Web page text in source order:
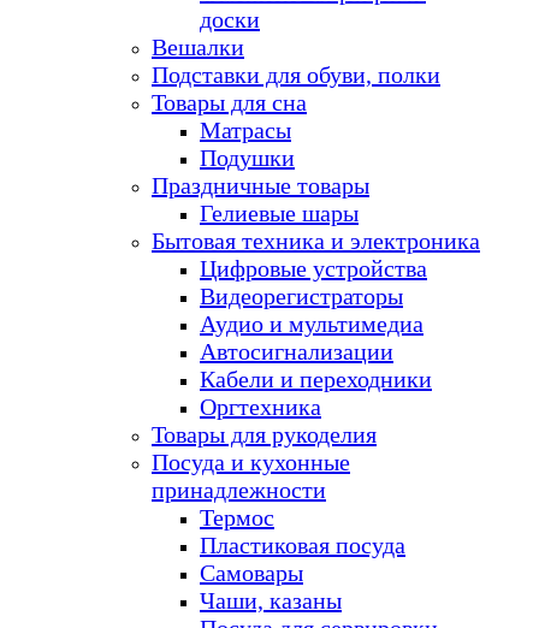
доски
Вешалки
Подставки для обуви, полки
Товары для сна
Матрасы
Подушки
Праздничные товары
Гелиевые шары
Бытовая техника и электроника
Цифровые устройства
Видеорегистраторы
Аудио и мультимедиа
Автосигнализации
Кабели и переходники
Оргтехника
Товары для рукоделия
Посуда и кухонные
принадлежности
Термос
Пластиковая посуда
Самовары
Чаши, казаны